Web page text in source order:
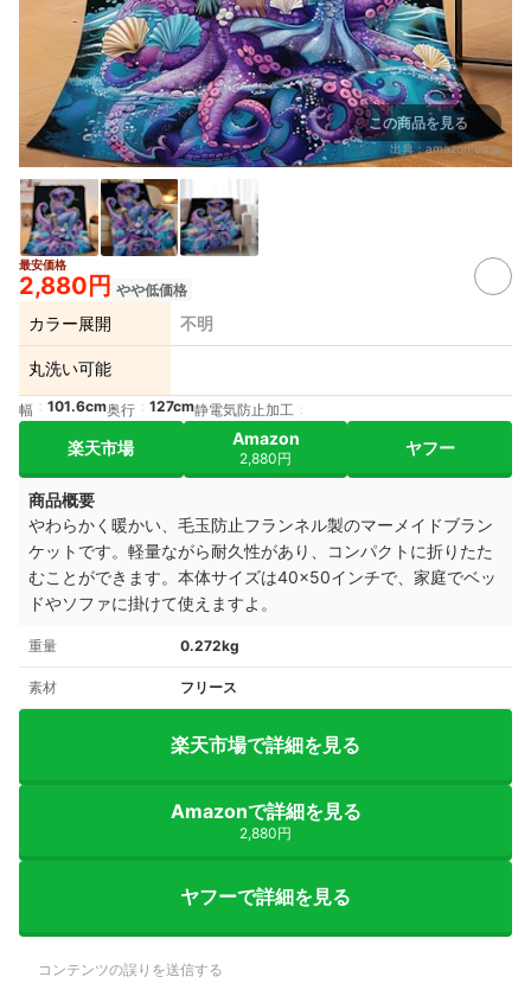
この商品を見る
出典：amazon.co.jp
最安価格
2,880円 やや低価格
カラー展開 不明
丸洗い可能
幅 101.6cm奥行 127cm静電気防止加工
楽天市場 Amazon
2,880円
ヤフー
商品概要
やわらかく暖かい、毛玉防止フランネル製のマーメイドブラン
ケットです。軽量ながら耐久性があり、コンパクトに折りたた
むことができます。本体サイズは40×50インチで、家庭でベッ
ドやソファに掛けて使えますよ。
重量 0.272kg
素材 フリース
楽天市場で詳細を見る
Amazonで詳細を見る
2,880円
ヤフーで詳細を見る
コンテンツの誤りを送信する